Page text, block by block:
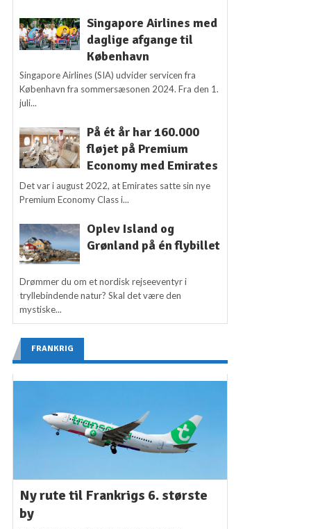
Singapore Airlines med
daglige afgange til
København
Singapore Airlines (SIA) udvider servicen fra
København fra sommersæsonen 2024. Fra den 1.
juli...
På ét år har 160.000
fløjet på Premium
Economy med Emirates
Det var i august 2022, at Emirates satte sin nye
Premium Economy Class i...
Oplev Island og
Grønland på én flybillet
Drømmer du om et nordisk rejseeventyr i
tryllebindende natur? Skal det være den
mystiske...
FRANKRIG
Ny rute til Frankrigs 6. største
by